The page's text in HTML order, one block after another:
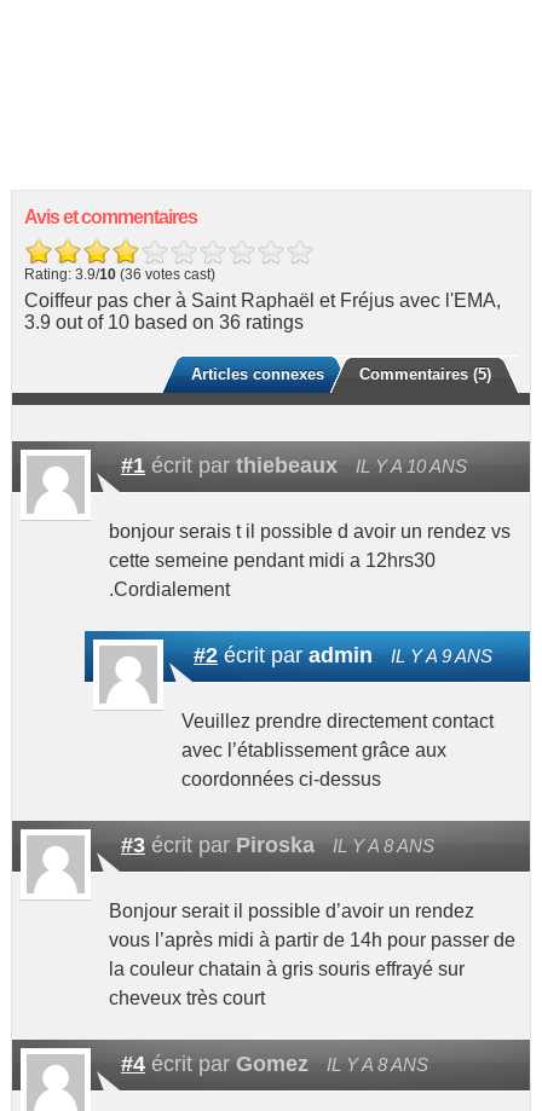
Avis et commentaires
Rating: 3.9/10(36 votes cast)
Coiffeur pas cher à Saint Raphaël et Fréjus avec l'EMA,
3.9out of 10based on 36ratings
Commentaires (5)
Articles connexes
#1écrit par thiebeaux IL Y A 10 ANS
bonjour serais t il possible d avoir un rendez vs
cette semeine pendant midi a 12hrs30
.Cordialement
#2écrit paradmin IL Y A 9 ANS
Veuillez prendre directement contact
avec l’établissement grâce aux
coordonnées ci-dessus
#3écrit par Piroska IL Y A 8 ANS
Bonjour serait il possible d’avoir un rendez
vous l’après midi à partir de 14h pour passer de
la couleur chatain à gris souris effrayé sur
cheveux très court
#4écrit par Gomez IL Y A 8 ANS